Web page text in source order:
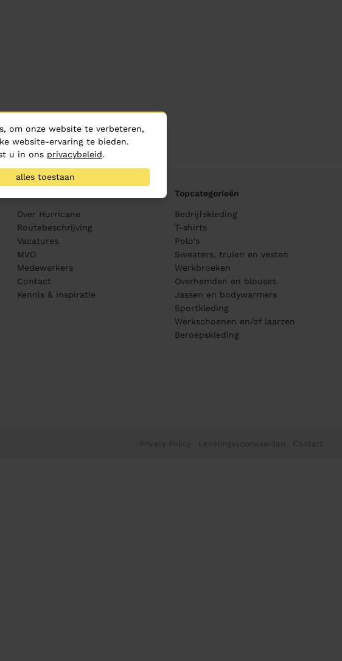
Over Hurricane
Routebeschrijving
Vacatures
MVO
Medewerkers
Contact
Kennis & inspiratie
Topcategorieën
Bedrijfskleding
T-shirts
Polo's
Sweaters, truien en vesten
Werkbroeken
Overhemden en blouses
Jassen en bodywarmers
Sportkleding
Werkschoenen en/of laarzen
Beroepskleding
Privacy Policy Leveringsvoorwaarden Contact
om onze website te verbeteren,
website-ervaring te bieden.
u in ons privacybeleid.
alles toestaan